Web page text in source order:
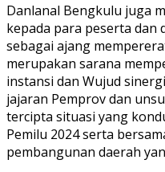
Danlanal Bengkulu juga
kepada para peserta dan
sebagai ajang
merupakan sarana
instansi dan Wujud
jajaran Pemprov dan
tercipta situasi yang
Pemilu 2024 serta
pembangunan daerah